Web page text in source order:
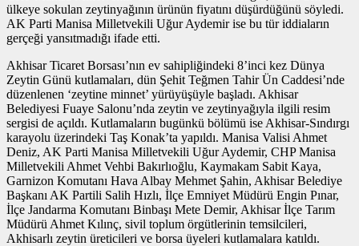
ülkeye sokulan zeytinyağının ürünün fiyatını düşürdüğünü söyledi.
AK Parti Manisa Milletvekili Uğur Aydemir ise bu tür iddiaların
gerçeği yansıtmadığı ifade etti.
Akhisar Ticaret Borsası’nın ev sahipliğindeki 8’inci kez Dünya
Zeytin Günü kutlamaları, dün Şehit Teğmen Tahir Ün Caddesi’nde
düzenlenen ‘zeytine minnet’ yürüyüşüyle başladı. Akhisar
Belediyesi Fuaye Salonu’nda zeytin ve zeytinyağıyla ilgili resim
sergisi de açıldı. Kutlamaların bugünkü bölümü ise Akhisar-Sındırgı
karayolu üzerindeki Taş Konak’ta yapıldı. Manisa Valisi Ahmet
Deniz, AK Parti Manisa Milletvekili Uğur Aydemir, CHP Manisa
Milletvekili Ahmet Vehbi Bakırlıoğlu, Kaymakam Sabit Kaya,
Garnizon Komutanı Hava Albay Mehmet Şahin, Akhisar Belediye
Başkanı AK Partili Salih Hızlı, İlçe Emniyet Müdürü Engin Pınar,
İlçe Jandarma Komutanı Binbaşı Mete Demir, Akhisar İlçe Tarım
Müdürü Ahmet Kılınç, sivil toplum örgütlerinin temsilcileri,
Akhisarlı zeytin üreticileri ve borsa üyeleri kutlamalara katıldı.